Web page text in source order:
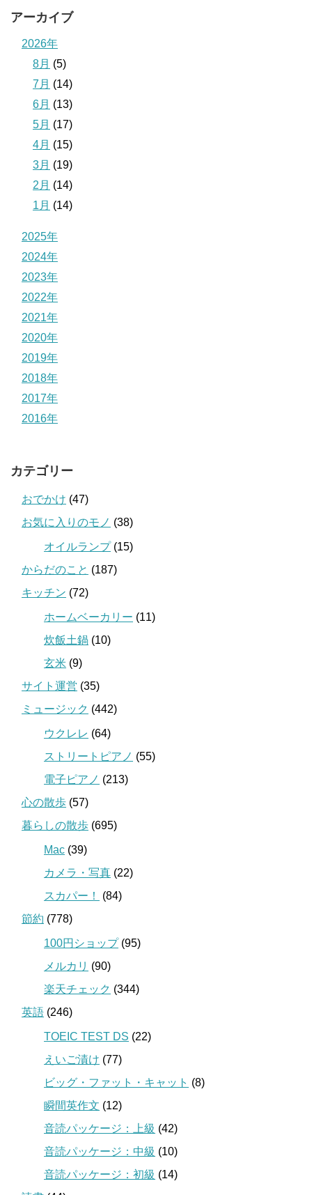
アーカイブ
2026年
8月 (5)
7月 (14)
6月 (13)
5月 (17)
4月 (15)
3月 (19)
2月 (14)
1月 (14)
2025年
2024年
2023年
2022年
2021年
2020年
2019年
2018年
2017年
2016年
カテゴリー
おでかけ (47)
お気に入りのモノ (38)
オイルランプ(15)
からだのこと (187)
キッチン (72)
ホームベーカリー (11)
炊飯土鍋 (10)
玄米 (9)
サイト運営 (35)
ミュージック (442)
ウクレレ (64)
ストリートピアノ (55)
電子ピアノ (213)
心の散歩 (57)
暮らしの散歩 (695)
Mac (39)
カメラ・写真 (22)
スカパー！
(84)
節約 (778)
100円ショップ(95)
メルカリ (90)
楽天チェック (344)
英語 (246)
TOEIC TEST DS (22)
えいご漬け (77)
ビッグ・ファット・キャット (8)
瞬間英作文 (12)
音読パッケージ：上級 (42)
音読パッケージ：中級 (10)
音読パッケージ：初級 (14)